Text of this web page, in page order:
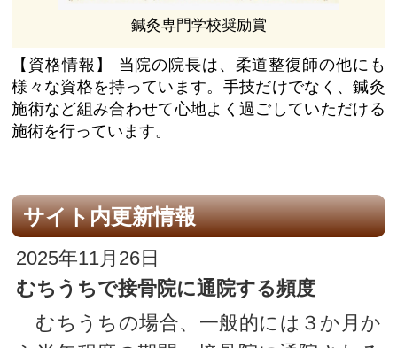
鍼灸専門学校奨励賞
【資格情報】
当院の院長は、柔道整復師の他にも
様々な資格を持っています。手技だけでなく、鍼灸
施術など組み合わせて心地よく過ごしていただける
施術を行っています。
サイト内更新情報
2025年11月26日
むちうちで接骨院に通院する頻度
むちうちの場合、一般的には３か月か